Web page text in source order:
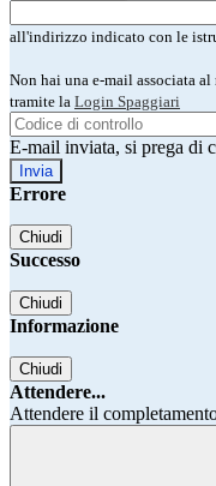
all'indirizzo indicato con le
Non hai una e-mail associata
tramite la Login Spaggiari
E-mail inviata, si prega di
Errore
Chiudi
Successo
Chiudi
Informazione
Chiudi
Attendere...
Attendere il